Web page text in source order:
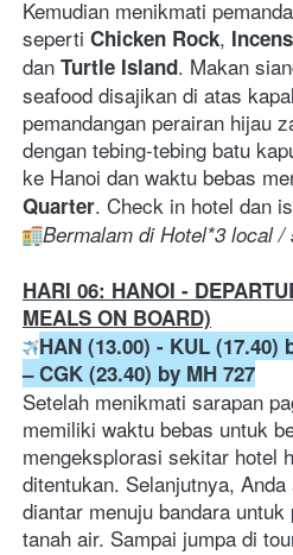
Kemudian menikmati
seperti Chicken Rock,
dan Turtle Island. Makan
seafood disajikan di atas
pemandangan perairan hijau
dengan tebing-tebing batu
ke Hanoi dan waktu bebas
Quarter. Check in hotel dan
Bermalam di Hotel*3 local /
HARI 06: HANOI -
MEALS ON BOARD)
HAN (13.00) - KUL (17.40)
– CGK (23.40) by MH 727
Setelah menikmati sarapan
memiliki waktu bebas untuk
mengeksplorasi sekitar hotel
ditentukan. Selanjutnya,
diantar menuju bandara